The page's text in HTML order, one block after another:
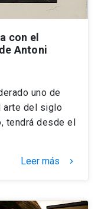
con el
Antoni
uno de
arte del siglo
tendrá desde el
Leer más keyboard_arrow_right